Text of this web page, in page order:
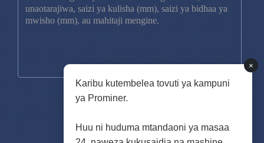
×
Karibu kutembelea tovuti ya kampuni
ya Prominer.
Huu ni huduma mtandaoni ya masaa